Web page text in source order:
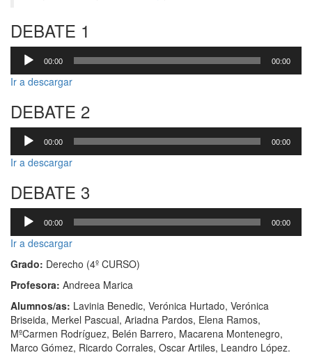
DEBATE 1
Reproductor
audio
00:00 00:00
Ir a descargar
DEBATE 2
Reproductor
audio
00:00 00:00
Ir a descargar
DEBATE 3
Reproductor
audio
00:00 00:00
Ir a descargar
Grado: Derecho (4º CURSO)
Profesora: Andreea Marica
Alumnos/as: Lavinia Benedic, Verónica Hurtado, Verónica
Briseida, Merkel Pascual, Ariadna Pardos, Elena Ramos,
MºCarmen Rodríguez, Belén Barrero, Macarena Montenegro,
Marco Gómez, Ricardo Corrales, Oscar Artiles, Leandro López.